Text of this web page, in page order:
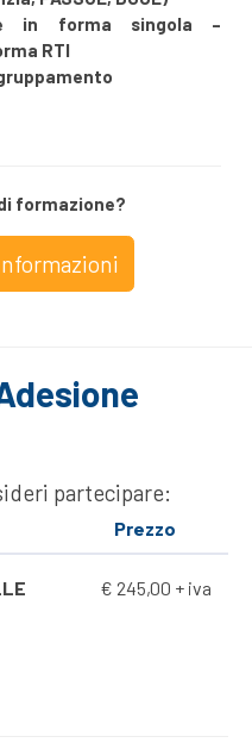
in forma singola –
RTI
formazione?
partecipare:
Prezzo
€ 245,00 + iva